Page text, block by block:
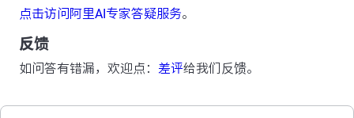
点击访问阿里AI专家答疑服务。
反馈
如问答有错漏，欢迎点： 差评给我们反馈。